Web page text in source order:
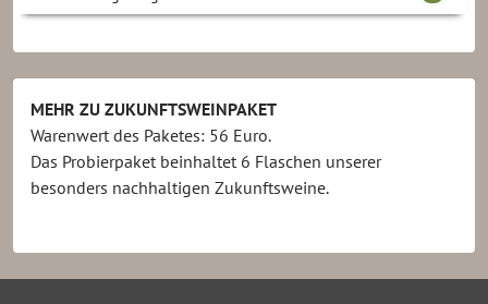
2025 Sauvignac trocken 1
2024 Cabernet Blanc trocken
Insgesamt: Flaschen
MEHR ZU ZUKUNFTSWEINPAKET
Warenwert des Paketes: 56 Euro.
Das Probierpaket beinhaltet 6 Flaschen unserer
besonders nachhaltigen Zukunftsweine.